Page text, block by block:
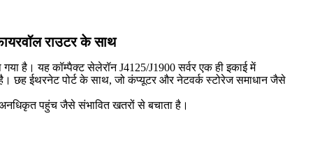
राउटर के साथ
है। यह कॉम्पैक्ट सेलेरॉन J4125/J1900 सर्वर एक ही इकाई में
छह ईथरनेट पोर्ट के साथ, जो कंप्यूटर और नेटवर्क स्टोरेज समाधान जैसे
अनधिकृत पहुंच जैसे संभावित खतरों से बचाता है।